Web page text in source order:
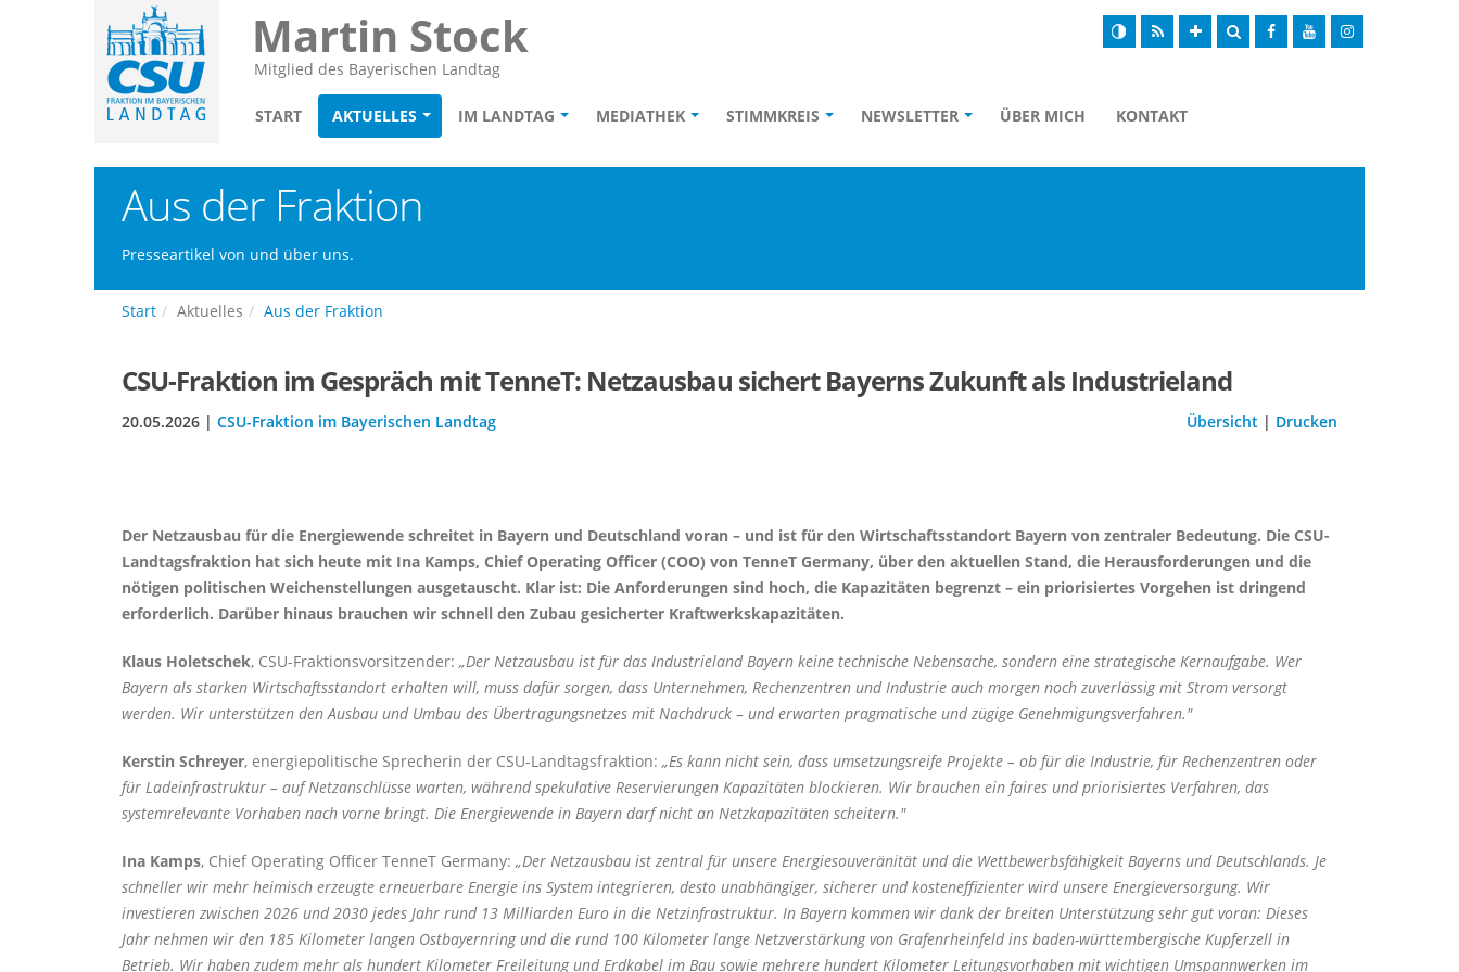
Martin Stock
Mitglied des Bayerischen Landtag
START AKTUELLES IM LANDTAG MEDIATHEK STIMMKREIS NEWSLETTER ÜBER MICH KONTAKT
Aus der Fraktion
Presseartikel von und über uns.
Start Aktuelles Aus der Fraktion
CSU-Fraktion im Gespräch mit TenneT: Netzausbau sichert Bayerns Zukunft als Industrieland
20.05.2026 | CSU-Fraktion im Bayerischen Landtag Übersicht | Drucken
Der Netzausbau für die Energiewende schreitet in Bayern und Deutschland voran – und ist für den Wirtschaftsstandort Bayern von zentraler Bedeutung. Die CSU-
Landtagsfraktion hat sich heute mit Ina Kamps, Chief Operating Officer (COO) von TenneT Germany, über den aktuellen Stand, die Herausforderungen und die
nötigen politischen Weichenstellungen ausgetauscht. Klar ist: Die Anforderungen sind hoch, die Kapazitäten begrenzt – ein priorisiertes Vorgehen ist dringend
erforderlich. Darüber hinaus brauchen wir schnell den Zubau gesicherter Kraftwerkskapazitäten.
Klaus Holetschek, CSU-Fraktionsvorsitzender: Der Netzausbau ist für das Industrieland Bayern keine technische Nebensache, sondern eine strategische Kernaufgabe. Wer
Bayern als starken Wirtschaftsstandort erhalten will, muss dafür sorgen, dass Unternehmen, Rechenzentren und Industrie auch morgen noch zuverlässig mit Strom versorgt
werden. Wir unterstützen den Ausbau und Umbau des Übertragungsnetzes mit Nachdruck – und erwarten pragmatische und zügige Genehmigungsverfahren."
Kerstin Schreyer, energiepolitische Sprecherin der CSU-Landtagsfraktion: Es kann nicht sein, dass umsetzungsreife Projekte – ob für die Industrie, für Rechenzentren oder
für Ladeinfrastruktur – auf Netzanschlüsse warten, während spekulative Reservierungen Kapazitäten blockieren. Wir brauchen ein faires und priorisiertes Verfahren, das
systemrelevante Vorhaben nach vorne bringt. Die Energiewende in Bayern darf nicht an Netzkapazitäten scheitern."
Ina Kamps, Chief Operating Officer TenneT Germany: Der Netzausbau ist zentral für unsere Energiesouveränität und die Wettbewerbsfähigkeit Bayerns und Deutschlands. Je
schneller wir mehr heimisch erzeugte erneuerbare Energie ins System integrieren, desto unabhängiger, sicherer und kosteneffizienter wird unsere Energieversorgung. Wir
investieren zwischen 2026 und 2030 jedes Jahr rund 13 Milliarden Euro in die Netzinfrastruktur. In Bayern kommen wir dank der breiten Unterstützung sehr gut voran: Dieses
Jahr nehmen wir den 185 Kilometer langen Ostbayernring und die rund 100 Kilometer lange Netzverstärkung von Grafenrheinfeld ins baden-württembergische Kupferzell in
Betrieb. Wir haben zudem mehr als hundert Kilometer Freileitung und Erdkabel im Bau sowie mehrere hundert Kilometer Leitungsvorhaben mit wichtigen Umspannwerken im